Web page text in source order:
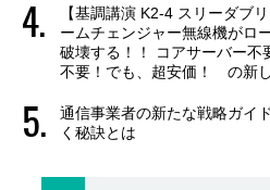
【基調講演 K2-4 スリーダブ
ームチェンジャー無線機がロ
破壊する！！ コアサーバー不
不要！でも、超安価！ の新
通信事業者の新たな戦略ガ
く秘訣とは